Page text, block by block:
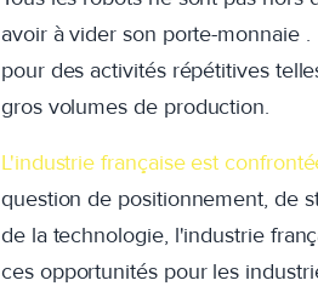
avoir à vider son porte-monnaie
pour des activités répétitives
gros volumes de production.
L'industrie française est
question de positionnement, de
de la technologie, l'industrie
cesopportunités pour les